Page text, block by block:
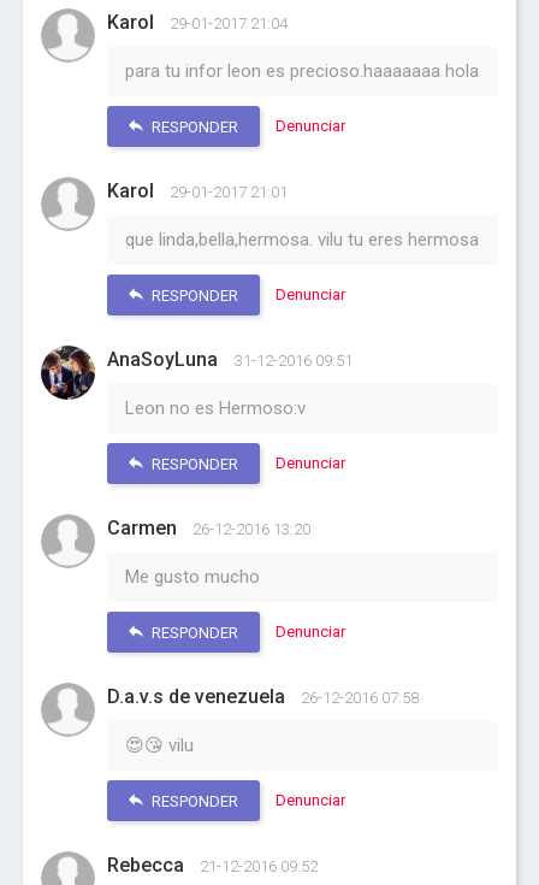
Karol 29-01-2017 21:04
para tu infor leon es precioso.haaaaaaa hola
RESPONDER Denunciar
Karol 29-01-2017 21:01
que linda,bella,hermosa. vilu tu eres hermosa
RESPONDER Denunciar
AnaSoyLuna 31-12-2016 09:51
Leon no es Hermoso:v
RESPONDER Denunciar
Carmen 26-12-2016 13:20
Me gusto mucho
RESPONDER Denunciar
D.a.v.s de venezuela 26-12-2016 07:58
😍😘 vilu
RESPONDER Denunciar
Rebecca 21-12-2016 09:52